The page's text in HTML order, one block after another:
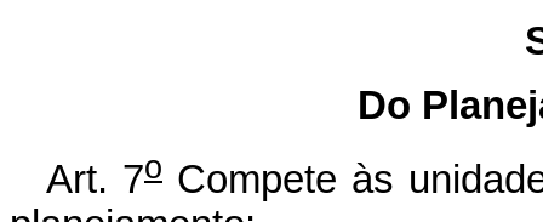
Do
Art. 7o Compete às